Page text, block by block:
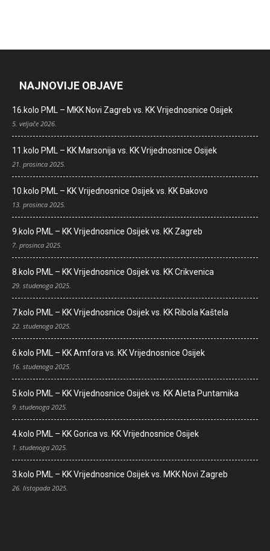
NAJNOVIJE OBJAVE
16.kolo PML – MKK Novi Zagreb vs. KK Vrijednosnice Osijek
5. veljače 2026.
11.kolo PML – KK Marsonija vs. KK Vrijednosnice Osijek
21. prosinca 2025.
10.kolo PML – KK Vrijednosnice Osijek vs. KK Đakovo
13. prosinca 2025.
9.kolo PML – KK Vrijednosnice Osijek vs. KK Zagreb
7. prosinca 2025.
8.kolo PML – KK Vrijednosnice Osijek vs. KK Crikvenica
29. studenoga 2025.
7.kolo PML – KK Vrijednosnice Osijek vs. KK Ribola Kaštela
22. studenoga 2025.
6.kolo PML – KK Amfora vs. KK Vrijednosnice Osijek
16. studenoga 2025.
5.kolo PML – KK Vrijednosnice Osijek vs. KK Aleta Puntamika
9. studenoga 2025.
4.kolo PML – KK Gorica vs. KK Vrijednosnice Osijek
1. studenoga 2025.
3.kolo PML – KK Vrijednosnice Osijek vs. MKK Novi Zagreb
26. listopada 2025.